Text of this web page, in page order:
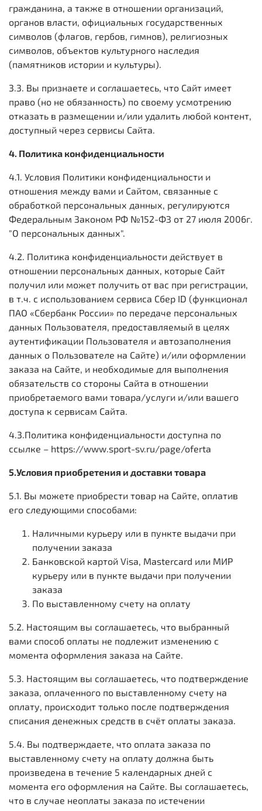
гражданина, а также в отношении организаций,
органов власти, официальных государственных
символов (флагов, гербов, гимнов), религиозных
символов, объектов культурного наследия
(памятников истории и культуры).
3.3. Вы признаете и соглашаетесь, что Сайт имеет
право (но не обязанность) по своему усмотрению
отказать в размещении и/или удалить любой контент,
доступный через сервисы Сайта.
4. Политика конфиденциальности
4.1. Условия Политики конфиденциальности и
отношения между вами и Сайтом, связанные с
обработкой персональных данных, регулируются
Федеральным Законом РФ №152-ФЗ от 27 июля 2006г.
"О персональных данных".
4.2. Политика конфиденциальности действует в
отношении персональных данных, которые Сайт
получил или может получить от вас при регистрации,
в т.ч. с использованием сервиса Сбер ID (функционал
ПАО «Сбербанк России» по передаче персональных
данных Пользователя, предоставляемый в целях
аутентификации Пользователя и автозаполнения
данных о Пользователе на Сайте) и/или оформлении
заказа на Сайте, и необходимые для выполнения
обязательств со стороны Сайта в отношении
приобретаемого вами товара/услуги и/или вашего
доступа к сервисам Сайта.
4.3.Политика конфиденциальности доступна по
ссылке – https://www.sport-sv.ru/page/oferta
5.Условия приобретения и доставки товара
5.1. Вы можете приобрести товар на Сайте, оплатив
его следующими способами:
Наличными курьеру или в пункте выдачи при
получении заказа
Банковской картой Visa, Mastercard или МИР
курьеру или в пункте выдачи при получении
заказа
По выставленному счету на оплату
5.2. Настоящим вы соглашаетесь, что выбранный
вами способ оплаты не подлежит изменению с
момента оформления заказа на Сайте.
5.3. Настоящим вы соглашаетесь, что подтверждение
заказа, оплаченного по выставленному счету на
оплату, происходит только после подтверждения
списания денежных средств в счёт оплаты заказа.
5.4. Вы подтверждаете, что оплата заказа по
выставленному счету на оплату должна быть
произведена в течение 5 календарных дней с
момента его оформления на Сайте. Вы соглашаетесь,
что в случае неоплаты заказа по истечении